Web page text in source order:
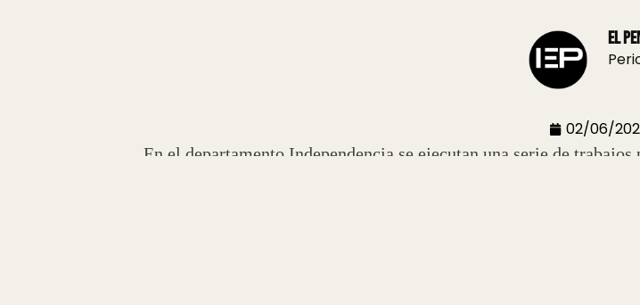
El
02/06/
En el departamento Independencia se ejecutan una serie de